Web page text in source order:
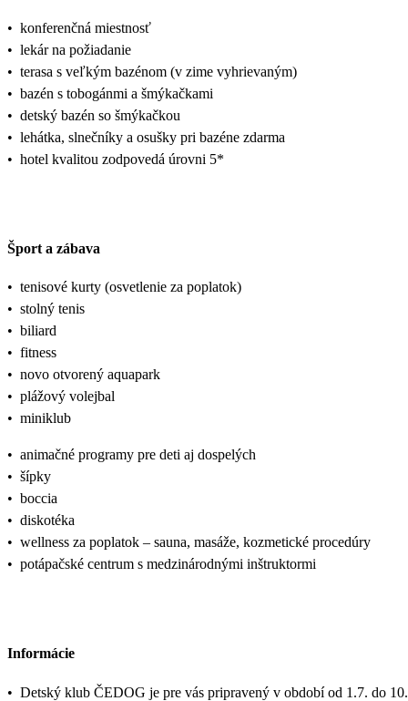
• konferenčná miestnosť
• lekár na požiadanie
• terasa s veľkým bazénom (v zime vyhrievaným)
• bazén s tobogánmi a šmýkačkami
• detský bazén so šmýkačkou
• lehátka, slnečníky a osušky pri bazéne zdarma
• hotel kvalitou zodpovedá úrovni 5*
Šport a zábava
• tenisové kurty (osvetlenie za poplatok)
• stolný tenis
• biliard
• fitness
• novo otvorený aquapark
• plážový volejbal
• miniklub
• animačné programy pre deti aj dospelých
• šípky
• boccia
• diskotéka
• wellness za poplatok – sauna, masáže, kozmetické procedúry
• potápačské centrum s medzinárodnými inštruktormi
Informácie
• Detský klub ČEDOG je pre vás pripravený v období od 1.7. do